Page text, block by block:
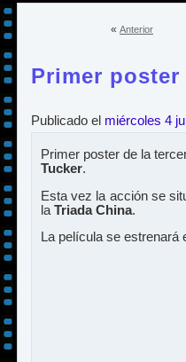
« Anterior
Primer poster
Publicado el miércoles 4
Primer poster de la
Tucker.
Esta vez la acción se
la Triada China.
La película se estrenará